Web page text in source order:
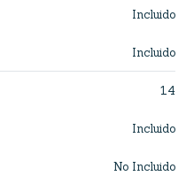
Incluido
Incluido
14
Incluido
No Incluido